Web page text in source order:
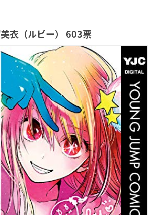
衣（ルビー） 603票